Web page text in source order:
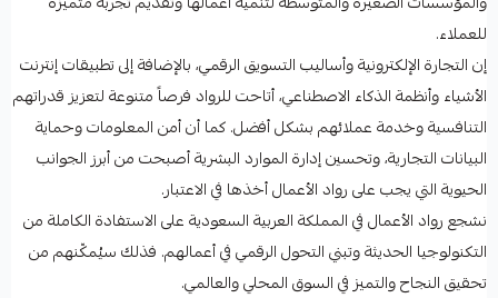
للعملاء.
إن التجارة الإلكترونية وأساليب التسويق الرقمي، بالإضافة إلى تطبيقات إنترنت
الأشياء وأنظمة الذكاء الاصطناعي، أتاحت للرواد فرصاً متنوعة لتعزيز قدراتهم
التنافسية وخدمة عملائهم بشكل أفضل. كما أن أمن المعلومات وحماية
البيانات التجارية، وتحسين إدارة الموارد البشرية أصبحت من أبرز الجوانب
الحيوية التي يجب على رواد الأعمال أخذها في الاعتبار.
نشجع رواد الأعمال في المملكة العربية السعودية على الاستفادة الكاملة من
التكنولوجيا الحديثة وتبني التحول الرقمي في أعمالهم. فذلك سيُمكّنهم من
تحقيق النجاح والتميز في السوق المحلي والعالمي.